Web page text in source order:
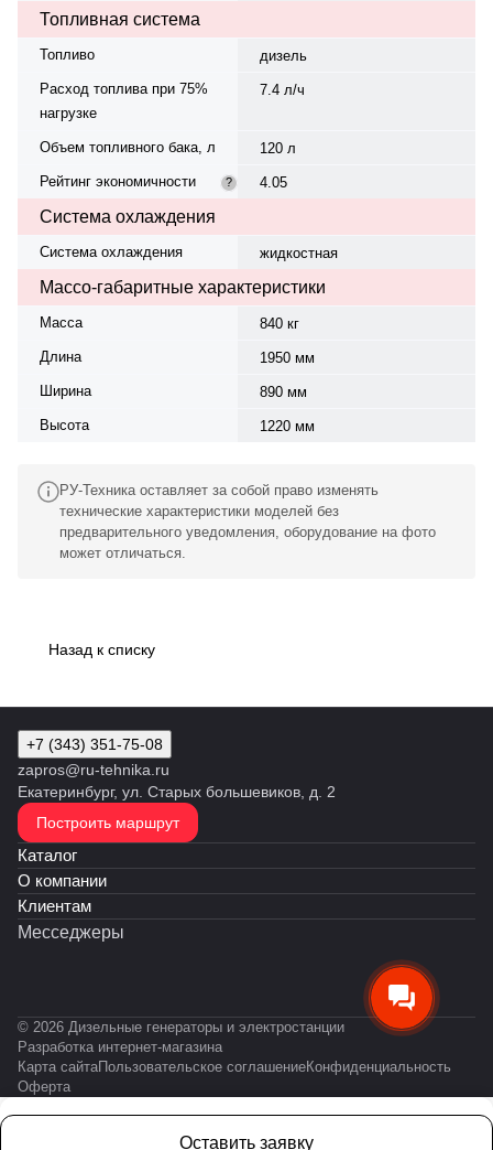
Топливная система
Топливо
дизель
Расход топлива при 75%
нагрузке
7.4 л/ч
Объем топливного бака, л
120 л
Рейтинг экономичности
? 4.05
Система охлаждения
Система охлаждения жидкостная
Массо-габаритные характеристики
Масса
840 кг
Длина
1950 мм
Ширина
890 мм
Высота
1220 мм
РУ-Техника оставляет за собой право изменять
технические характеристики моделей без
предварительного уведомления, оборудование на фото
может отличаться.
Назад к списку
Оставить заявку
+7 (343) 351-75-08
zapros@ru-tehnika.ru
Екатеринбург, ул. Старых большевиков, д. 2
Построить маршрут
Каталог
О компании
Клиентам
Месседжеры
© 2026 Дизельные генераторы и электростанции
Разработка интернет-магазина
Карта сайтаПользовательское соглашениеКонфиденциальность
Оферта